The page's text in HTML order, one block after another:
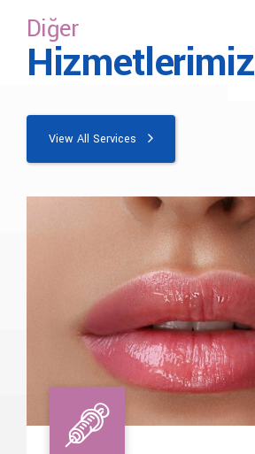
Diğer
Hizmetlerimiz
View All Services